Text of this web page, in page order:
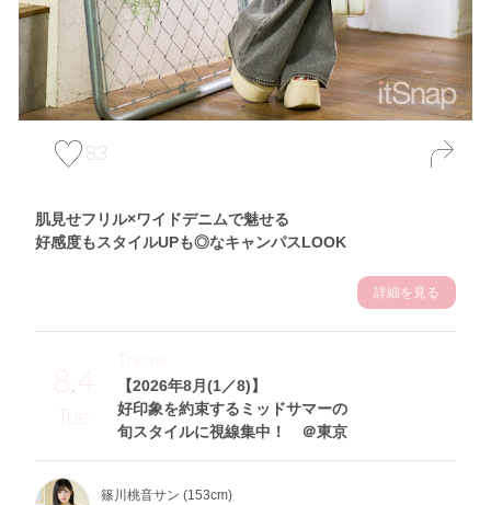
83
肌見せフリル×ワイドデニムで魅せる
好感度もスタイルUPも◎なキャンパスLOOK
詳細を見る
8.4
Tue
【2026年8月(1／8)】
好印象を約束するミッドサマーの
旬スタイルに視線集中！ ＠東京
Theme
篠川桃音サン (153cm)